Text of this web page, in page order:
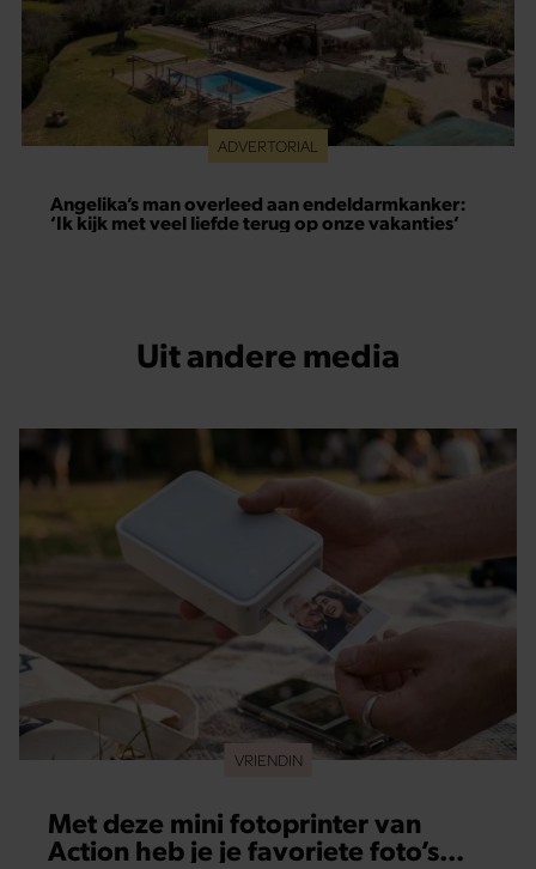
ADVERTORIAL
Angelika’s man overleed aan endeldarmkanker:
‘Ik kijk met veel liefde terug op onze vakanties’
Uit andere media
VRIENDIN
Met deze mini fotoprinter van
Action heb je je favoriete foto’s